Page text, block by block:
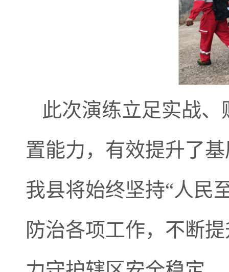
此次演练立足实战
置能力，有效提升了
我县将始终坚持“人民
防治各项工作，不断